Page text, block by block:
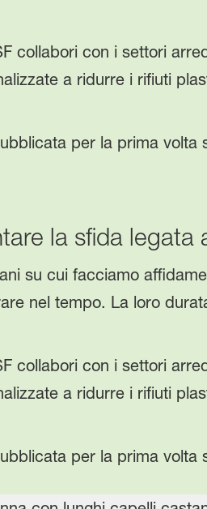
collabori con i settori
a ridurre i rifiuti
per la prima volta
la sfida legata
su cui facciamo
nel tempo. La loro
collabori con i settori
a ridurre i rifiuti
per la prima volta